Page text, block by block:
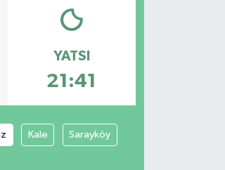
YATSI
21:41
Kale Sarayköy